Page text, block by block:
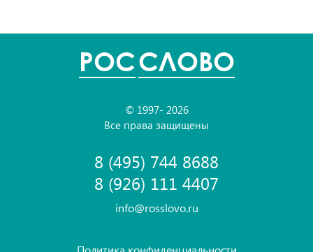
POCСЛОВО
© 1997- 2026
Все права защищены
8 (495) 744 8688
8 (926) 111 4407
info@rosslovo.ru